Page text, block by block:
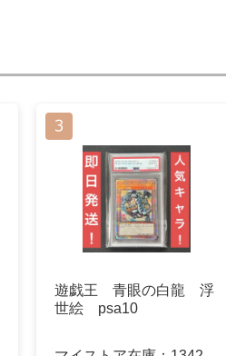
遊戯王 青眼の白龍 浮
世絵 psa10